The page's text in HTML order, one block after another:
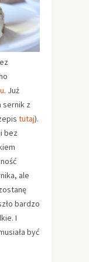
. Już
sernik z
tutaj).
bez
ale
bardzo
I
być